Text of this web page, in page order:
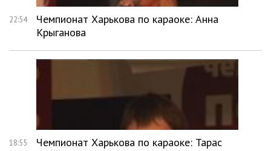
22:54
Чемпионат Харькова по караоке: Анна
Крыганова
18:55
Чемпионат Харькова по караоке: Тарас